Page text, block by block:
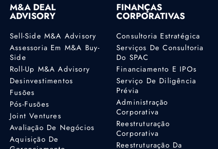
M&A DEAL
ADVISORY
Sell-Side M&A Advisory
Assessoria Em M&A Buy-
Side
Roll-Up M&A Advisory
Desinvestimentos
Fusões
Pós-Fusões
Joint Ventures
Avaliação De Negócios
Aquisição De
FINANÇAS
CORPORATIVAS
Consultoria Estratégica
Serviços De Consultoria
Do SPAC
Financiamento E IPOs
Serviço De Diligência
Prévia
Administração
Corporativa
Reestruturação
Corporativa
Reestruturação Da